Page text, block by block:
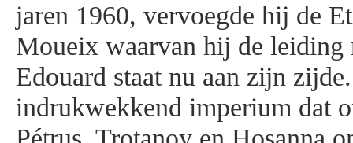
jaren 1960, vervoegde hij de
Moueix waarvan hij de leiding
Edouard staat nu aan zijn
indrukwekkend imperium dat